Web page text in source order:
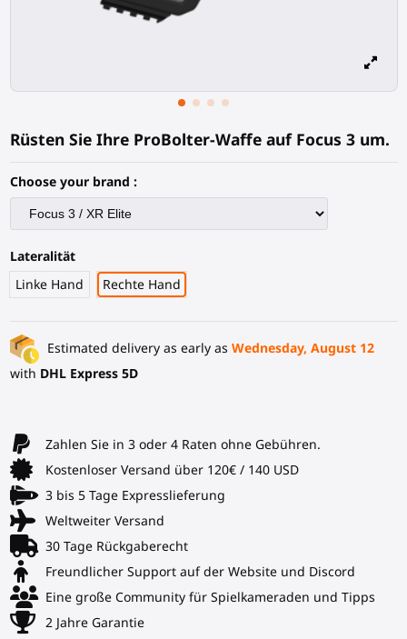
Rüsten Sie Ihre ProBolter-Waffe auf Focus 3 um.
Choose your brand :
Lateralität
Linke Hand
Rechte Hand
Estimated delivery as early as Wednesday, August 12
with DHL Express 5D
Zahlen Sie in 3 oder 4 Raten ohne Gebühren.
Kostenloser Versand über 120€ / 140 USD
3 bis 5 Tage Expresslieferung
Weltweiter Versand
30 Tage Rückgaberecht
Freundlicher Support auf der Website und Discord
Eine große Community für Spielkameraden und Tipps
2 Jahre Garantie